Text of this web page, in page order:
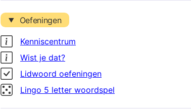
Oefeningen
Kenniscentrum
Wist je dat?
Lidwoord oefeningen
Lingo 5 letter woordspel